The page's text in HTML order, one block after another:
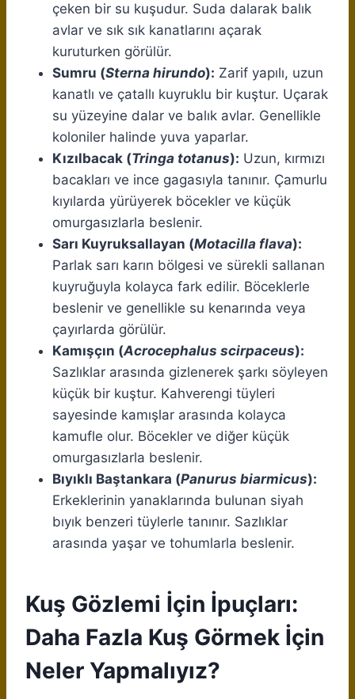
çeken bir su kuşudur. Suda dalarak balık
avlar ve sık sık kanatlarını açarak
kuruturken görülür.
Sumru (Sterna hirundo): Zarif yapılı, uzun
kanatlı ve çatallı kuyruklu bir kuştur. Uçarak
su yüzeyine dalar ve balık avlar. Genellikle
koloniler halinde yuva yaparlar.
Kızılbacak (Tringa totanus): Uzun, kırmızı
bacakları ve ince gagasıyla tanınır. Çamurlu
kıyılarda yürüyerek böcekler ve küçük
omurgasızlarla beslenir.
Sarı Kuyruksallayan (Motacilla flava):
Parlak sarı karın bölgesi ve sürekli sallanan
kuyruğuyla kolayca fark edilir. Böceklerle
beslenir ve genellikle su kenarında veya
çayırlarda görülür.
Kamışçın (Acrocephalus scirpaceus):
Sazlıklar arasında gizlenerek şarkı söyleyen
küçük bir kuştur. Kahverengi tüyleri
sayesinde kamışlar arasında kolayca
kamufle olur. Böcekler ve diğer küçük
omurgasızlarla beslenir.
Bıyıklı Baştankara (Panurus biarmicus):
Erkeklerinin yanaklarında bulunan siyah
bıyık benzeri tüylerle tanınır. Sazlıklar
arasında yaşar ve tohumlarla beslenir.
Kuş Gözlemi İçin İpuçları:
Daha Fazla Kuş Görmek İçin
Neler Yapmalıyız?